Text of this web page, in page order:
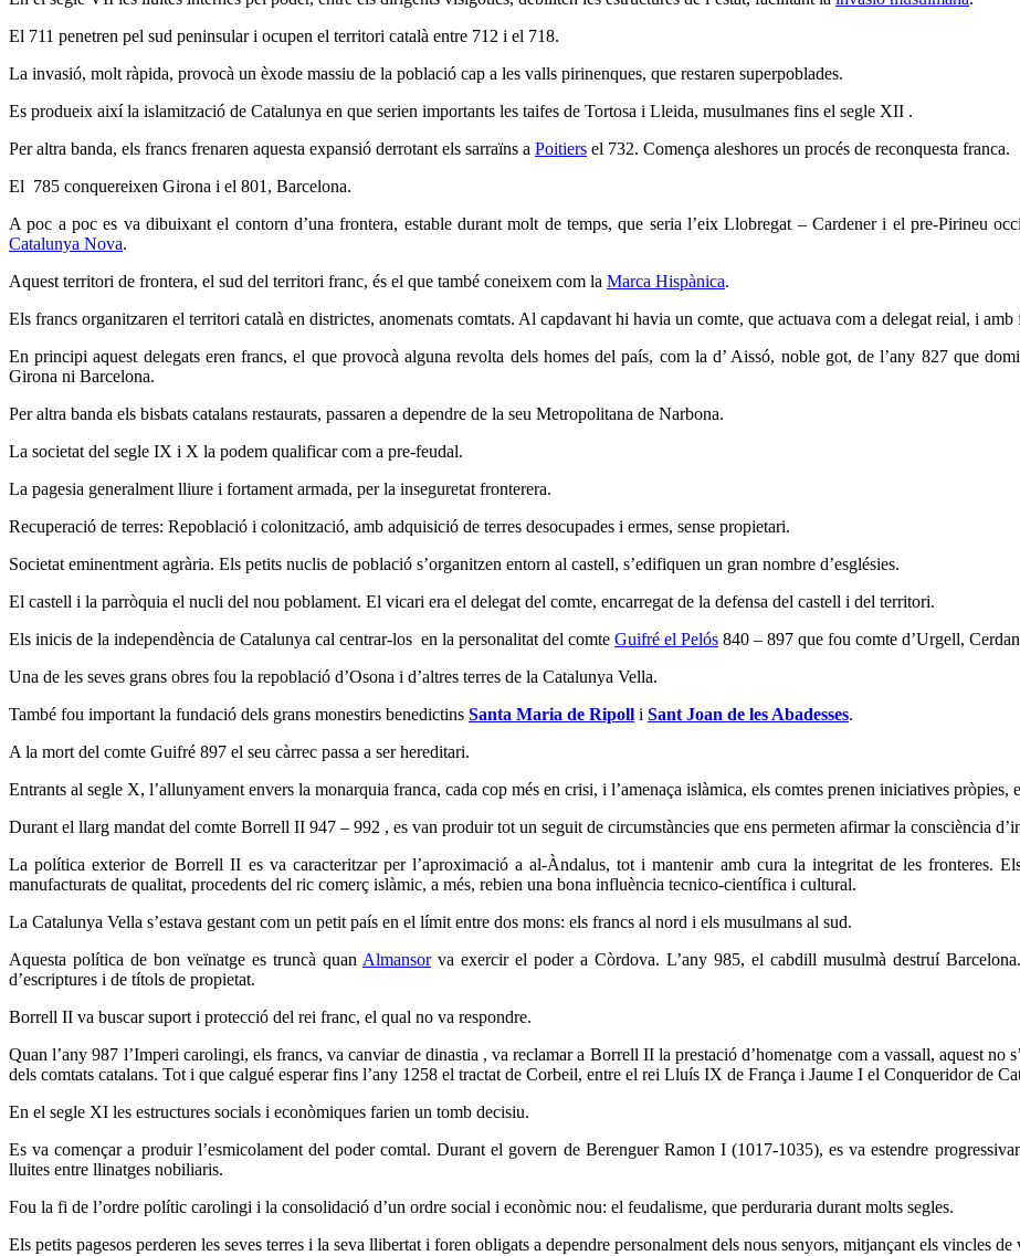
El 711 penetren pel sud peninsular i ocupen el territori català entre 712 i el 718.
La invasió, molt ràpida, provocà un èxode massiu de la població cap a les valls pirinenques, que restaren superpoblades.
Es produeix així la islamització de Catalunya en que serien importants les taifes de Tortosa i Lleida, musulmanes fins el segle XII .
Per altra banda, els francs frenaren aquesta expansió derrotant els sarraïns a Poitiers el 732. Comença aleshores un procés de reconquesta franca.
El 785 conquereixen Girona i el 801, Barcelona.
A poc a poc es va dibuixant el contorn d’una frontera, estable durant molt de temps, que seria l’eix Llobregat – Cardener i el pre-Pirineu
Catalunya Nova.
Aquest territori de frontera, el sud del territori franc, és el que també coneixem com la Marca Hispànica.
Els francs organitzaren el territori català en districtes, anomenats comtats. Al capdavant hi havia un comte, que actuava com a delegat reial, i
En principi aquest delegats eren francs, el que provocà alguna revolta dels homes del país, com la d’ Aissó, noble got, de l’any 827 que
Girona ni Barcelona.
Per altra banda els bisbats catalans restaurats, passaren a dependre de la seu Metropolitana de Narbona.
La societat del segle IX i X la podem qualificar com a pre-feudal.
La pagesia generalment lliure i fortament armada, per la inseguretat fronterera.
Recuperació de terres: Repoblació i colonització, amb adquisició de terres desocupades i ermes, sense propietari.
Societat eminentment agrària. Els petits nuclis de població s’organitzen entorn al castell, s’edifiquen un gran nombre d’esglésies.
El castell i la parròquia el nucli del nou poblament. El vicari era el delegat del comte, encarregat de la defensa del castell i del territori.
Els inicis de la independència de Catalunya cal centrar-los en la personalitat del comte Guifré el Pelós 840 – 897 que fou comte d’Urgell,
Una de les seves grans obres fou la repoblació d’Osona i d’altres terres de la Catalunya Vella.
També fou important la fundació dels grans monestirs benedictins Santa Maria de Ripoll i Sant Joan de les Abadesses.
A la mort del comte Guifré 897 el seu càrrec passa a ser hereditari.
Entrants al segle X, l’allunyament envers la monarquia franca, cada cop més en crisi, i l’amenaça islàmica, els comtes prenen iniciatives pròpies,
Durant el llarg mandat del comte Borrell II 947 – 992 , es van produir tot un seguit de circumstàncies que ens permeten afirmar la consciència
La política exterior de Borrell II es va caracteritzar per l’aproximació a al-Àndalus, tot i mantenir amb cura la integritat de les fronteres.
manufacturats de qualitat, procedents del ric comerç islàmic, a més, rebien una bona influència tecnico-científica i cultural.
La Catalunya Vella s’estava gestant com un petit país en el límit entre dos mons: els francs al nord i els musulmans al sud.
Aquesta política de bon veïnatge es truncà quan Almansorva exercir el poder a Còrdova. L’any 985, el cabdill musulmà destruí
d’escriptures i de títols de propietat.
Borrell II va buscar suport i protecció del rei franc, el qual no va respondre.
Quan l’any 987 l’Imperi carolingi, els francs, va canviar de dinastia , va reclamar a Borrell II la prestació d’homenatge com a vassall, aquest no
dels comtats catalans. Tot i que calgué esperar fins l’any 1258 el tractat de Corbeil, entre el rei Lluís IX de França i Jaume I el Conqueridor de
En el segle XI les estructures socials i econòmiques farien un tomb decisiu.
Es va començar a produir l’esmicolament del poder comtal. Durant el govern de Berenguer Ramon I (1017-1035), es va estendre
lluites entre llinatges nobiliaris.
Fou la fi de l’ordre polític carolingi i la consolidació d’un ordre social i econòmic nou: el feudalisme, que perduraria durant molts segles.
Els petits pagesos perderen les seves terres i la seva llibertat i foren obligats a dependre personalment dels nous senyors, mitjançant els vincles